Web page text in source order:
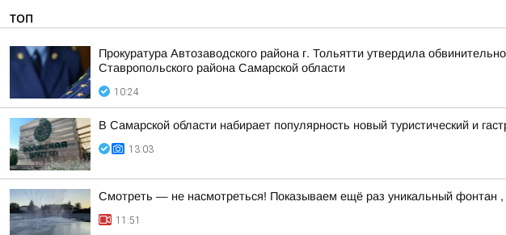
ТОП
Прокуратура Автозаводского района г. Тольятти утвердила
Ставропольского района Самарской области
10:24
В Самарской области набирает популярность новый туристический и
13:03
Смотреть — не насмотреться! Показываем ещё раз уникальный фонтан ,
11:51